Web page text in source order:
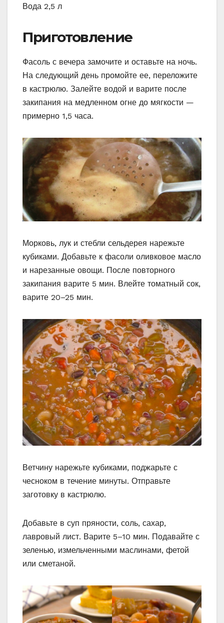
Вода 2,5 л
Приготовление
Фасоль с вечера замочите и оставьте на ночь.
На следующий день промойте ее, переложите
в кастрюлю. Залейте водой и варите после
закипания на медленном огне до мягкости —
примерно 1,5 часа.
Морковь, лук и стебли сельдерея нарежьте
кубиками. Добавьте к фасоли оливковое масло
и нарезанные овощи. После повторного
закипания варите 5 мин. Влейте томатный сок,
варите 20–25 мин.
Ветчину нарежьте кубиками, поджарьте с
чесноком в течение минуты. Отправьте
заготовку в кастрюлю.
Добавьте в суп пряности, соль, сахар,
лавровый лист. Варите 5–10 мин. Подавайте с
зеленью, измельченными маслинами, фетой
или сметаной.